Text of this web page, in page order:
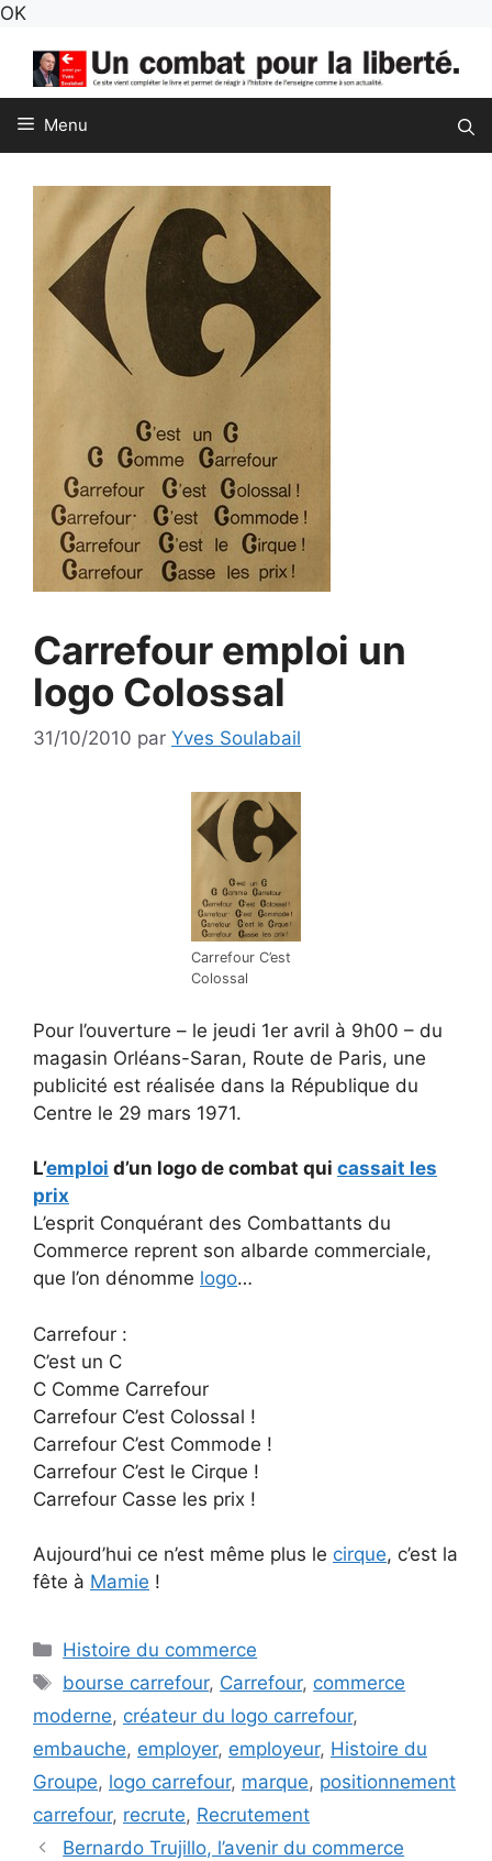
OKAller
contenu
Menu
Carrefour emploi un
logo Colossal
31/10/2010 par Yves Soulabail
Carrefour C’est
Colossal
Pour l’ouverture – le jeudi 1er avril à 9h00 – du
magasin Orléans-Saran, Route de Paris, une
publicité est réalisée dans la République du
Centre le 29 mars 1971.
L’emploi d’un logo de combat qui cassait les
prix
L’esprit Conquérant des Combattants du
Commerce reprent son albarde commerciale,
que l’on dénomme logo…
Carrefour :
C’est un C
C Comme Carrefour
Carrefour C’est Colossal !
Carrefour C’est Commode !
Carrefour C’est le Cirque !
Carrefour Casse les prix !
Aujourd’hui ce n’est même plus le cirque, c’est la
fête à Mamie !
Catégories
Histoire du commerce
Étiquettes
bourse carrefour, Carrefour, commerce
moderne, créateur du logo carrefour,
embauche, employer, employeur, Histoire du
Groupe, logo carrefour, marque, positionnement
carrefour, recrute, Recrutement
Bernardo Trujillo, l’avenir du commerce